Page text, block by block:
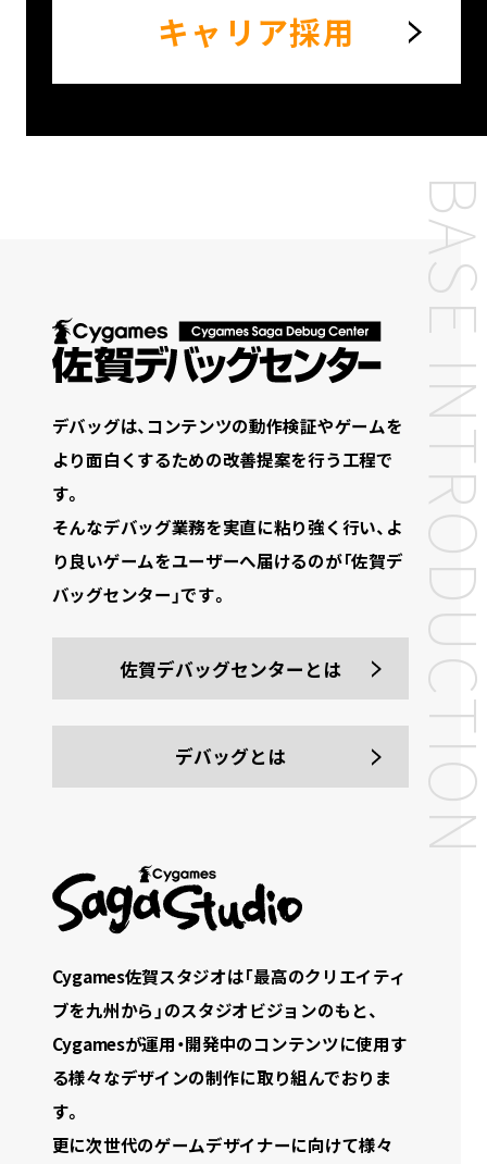
キャリア採用
BASE
デバッグは、コンテンツの動作検証やゲームを
より面白くするための改善提案を行う工程で
す。
そんなデバッグ業務を実直に粘り強く行い、よ
り良いゲームをユーザーへ届けるのが「佐賀デ
バッグセンター」です。
佐賀デバッグセンターとは
デバッグとは
Cygames佐賀スタジオは「最高のクリエイティ
ブを九州から」のスタジオビジョンのもと、
Cygamesが運用・開発中のコンテンツに使用す
る様々なデザインの制作に取り組んでおりま
す。
更に次世代のゲームデザイナーに向けて様々